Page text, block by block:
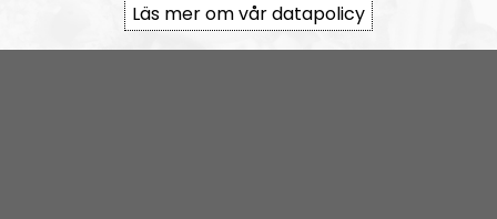
Läs mer om vår datapolicy